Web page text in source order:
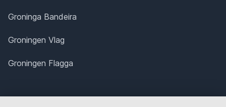
Groninga Bandeira
Groningen Vlag
Groningen Flagga